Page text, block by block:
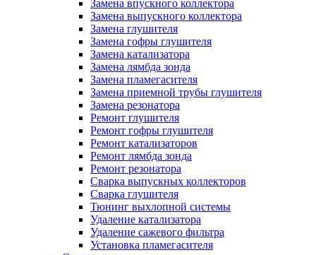
Замена впускного коллектора
Замена выпускного коллектора
Замена глушителя
Замена гофры глушителя
Замена катализатора
Замена лямбда зонда
Замена пламегасителя
Замена приемной трубы глушителя
Замена резонатора
Ремонт глушителя
Ремонт гофры глушителя
Ремонт катализаторов
Ремонт лямбда зонда
Ремонт резонатора
Сварка выпускных коллекторов
Сварка глушителя
Тюнинг выхлопной системы
Удаление катализатора
Удаление сажевого фильтра
Установка пламегасителя